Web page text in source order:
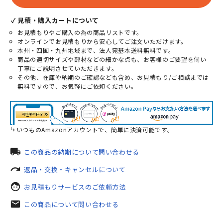
✓ 見積・購入カートについて
お見積もりやご購入の為の商品リストです。
オンラインでお見積もりから安心してご注文いただけます。
本州・四国・九州地域まで、法人宛基本送料無料です。
商品の適切サイズや部材などの細かな点も、お客様のご要望を伺い
丁寧にご説明させていただきます。
その他、在庫や納期のご確認なども含め、お見積もり/ご相談までは
無料ですので、お気軽にご依頼ください。
いつものAmazonアカウントで、簡単に決済可能です。
local_shipping この商品の納期について問い合わせる
redo 返品・交換・キャンセルについて
face お見積もりサービスのご依頼方法
mail この商品について問い合わせる